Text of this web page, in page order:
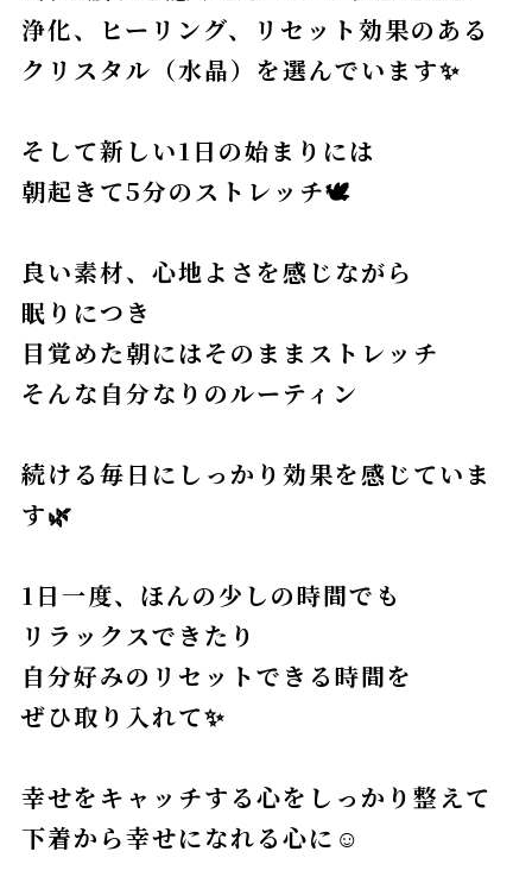
浄化、ヒーリング、リセット効果のある
クリスタル（水晶）を選んでいます✨
そして新しい1日の始まりには
朝起きて5分のストレッチ🕊
良い素材、心地よさを感じながら
眠りにつき
目覚めた朝にはそのままストレッチ
そんな自分なりのルーティン
続ける毎日にしっかり効果を感じていま
す🌿
1日一度、ほんの少しの時間でも
リラックスできたり
自分好みのリセットできる時間を
ぜひ取り入れて✨
幸せをキャッチする心をしっかり整えて
下着から幸せになれる心に☺️